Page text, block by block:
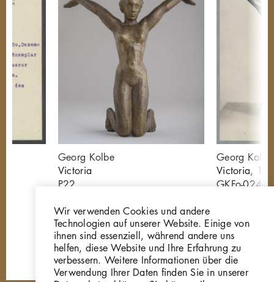
Georg Kolbe
Victoria
P22
Georg Kolbe
Victoria,
GKFo-
Wir verwenden Cookies und andere
Technologien auf unserer Website. Einige von
ihnen sind essenziell, während andere uns
helfen, diese Website und Ihre Erfahrung zu
verbessern. Weitere Informationen über die
Verwendung Ihrer Daten finden Sie in unserer